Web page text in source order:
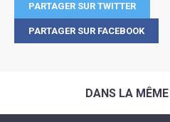
PARTAGER SUR TWITTER
PARTAGER SUR FACEBOOK
DANS LA